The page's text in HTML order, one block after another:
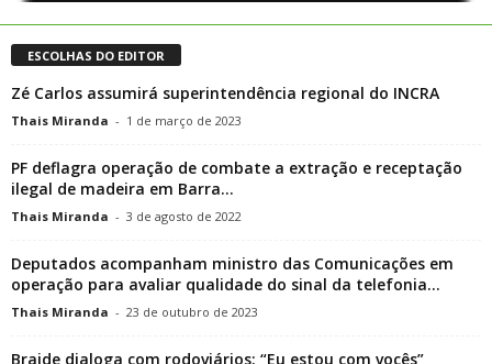
ESCOLHAS DO EDITOR
Zé Carlos assumirá superintendência regional do INCRA
Thais Miranda - 1 de março de 2023
PF deflagra operação de combate a extração e receptação
ilegal de madeira em Barra...
Thais Miranda - 3 de agosto de 2022
Deputados acompanham ministro das Comunicações em
operação para avaliar qualidade do sinal da telefonia...
Thais Miranda - 23 de outubro de 2023
Braide dialoga com rodoviários: “Eu estou com vocês”